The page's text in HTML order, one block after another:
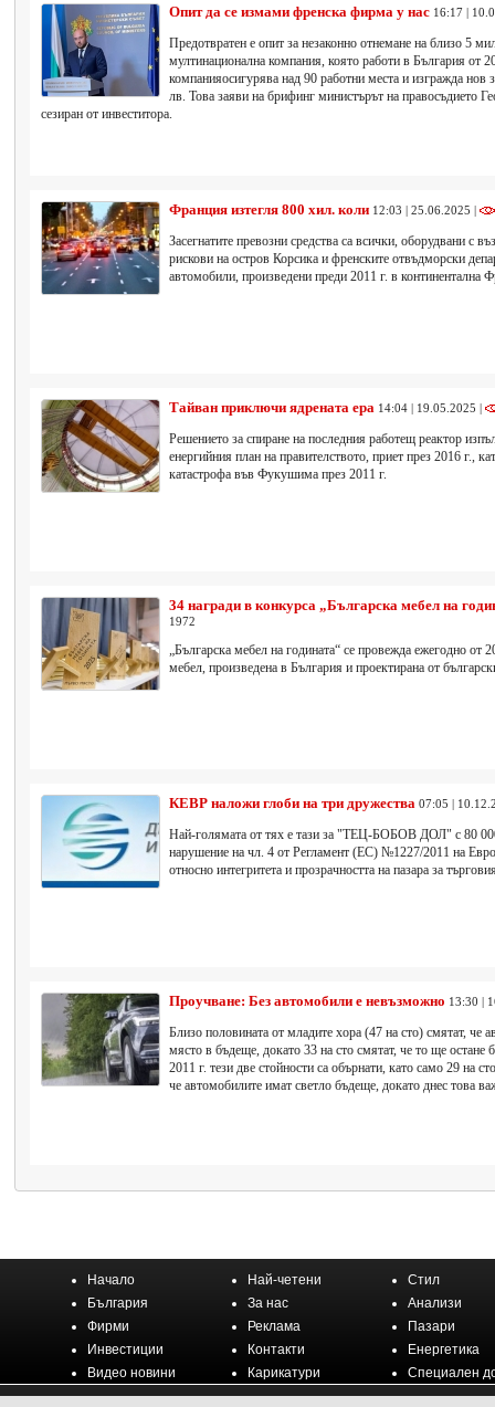
Опит да се измами френска фирма у нас 16:17 |
Предотвратен е опит за незаконно отнемане на близо 5
мултинационална компания, която работи в България от
компанияосигурява над 90 работни места и изгражда нов
лв. Това заяви на брифинг министърът на правосъдието
сезиран от инвеститора.
Франция изтегля 800 хил. коли 12:03 | 25.06.2025 |
Засегнатите превозни средства са всички, оборудвани с
рискови на остров Корсика и френските отвъдморски
автомобили, произведени преди 2011 г. в континентална
Тайван приключи ядрената ера 14:04 | 19.05.2025 |
Решението за спиране на последния работещ реактор
енергийния план на правителството, приет през 2016 г.,
катастрофа във Фукушима през 2011 г.
34 награди в конкурса „Българска мебел на
1972
„Българска мебел на годината“ се провежда ежегодно от
мебел, произведена в България и проектирана от
КЕВР наложи глоби на три дружества 07:05 |
Най-голямата от тях е тази за "ТЕЦ-БОБОВ ДОЛ" с 80
нарушение на чл. 4 от Регламент (ЕС) №1227/2011 на
относно интегритета и прозрачността на пазара за
Проучване: Без автомобили е невъзможно 13:30 |
Близо половината от младите хора (47 на сто) смятат, че
място в бъдеще, докато 33 на сто смятат, че то ще остане
2011 г. тези две стойности са обърнати, като само 29 на
че автомобилите имат светло бъдеще, докато днес това
Начало Най-четени
Стил
България
За нас
Анализи
Фирми
Реклама
Пазари
Инвестиции
Контакти
Енергетика
Видео новини
Карикатури Специален